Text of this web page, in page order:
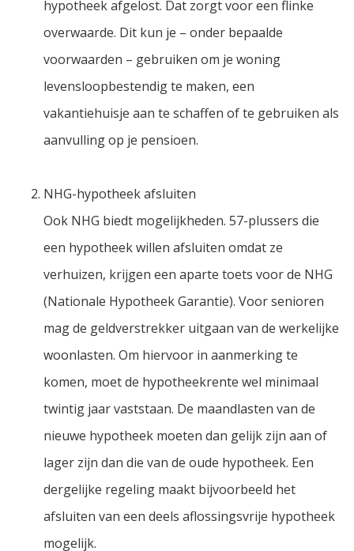
hypotheek afgelost. Dat zorgt voor een flinke
overwaarde. Dit kun je – onder bepaalde
voorwaarden – gebruiken om je woning
levensloopbestendig te maken, een
vakantiehuisje aan te schaffen of te gebruiken als
aanvulling op je pensioen.
NHG-hypotheek afsluiten
Ook NHG biedt mogelijkheden. 57-plussers die
een hypotheek willen afsluiten omdat ze
verhuizen, krijgen een aparte toets voor de NHG
(Nationale Hypotheek Garantie). Voor senioren
mag de geldverstrekker uitgaan van de werkelijke
woonlasten. Om hiervoor in aanmerking te
komen, moet de hypotheekrente wel minimaal
twintig jaar vaststaan. De maandlasten van de
nieuwe hypotheek moeten dan gelijk zijn aan of
lager zijn dan die van de oude hypotheek. Een
dergelijke regeling maakt bijvoorbeeld het
afsluiten van een deels aflossingsvrije hypotheek
mogelijk.